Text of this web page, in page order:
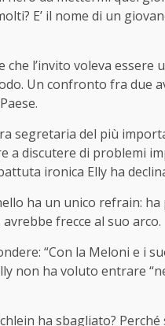
E’ il nome di un
l’invito voleva essere
Un confronto fra due
segretaria del più
a discutere di problemi
ironica Elly ha
ha un unico refrain:
frecce al suo arco.
“Con la Meloni e i
non ha voluto entrare
ha sbagliato?